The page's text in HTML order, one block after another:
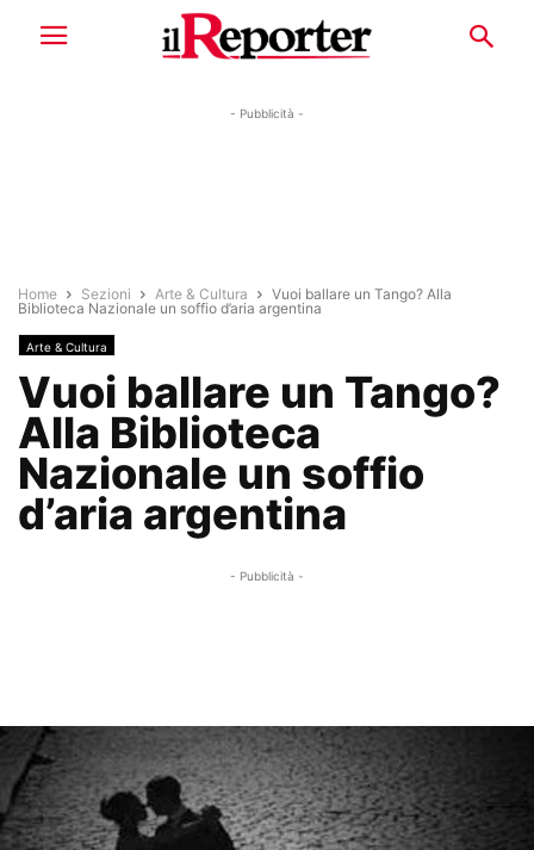
- Pubblicità -
Home Sezioni Arte & Cultura
Vuoi ballare un Tango? Alla
Biblioteca Nazionale un soffio d’aria argentina
Arte & Cultura
Vuoi ballare un Tango?
Alla Biblioteca
Nazionale un soffio
d’aria argentina
- Pubblicità -